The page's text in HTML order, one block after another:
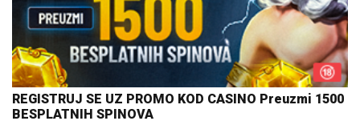
REGISTRUJ SE UZ PROMO KOD CASINO Preuzmi 1500
BESPLATNIH SPINOVA